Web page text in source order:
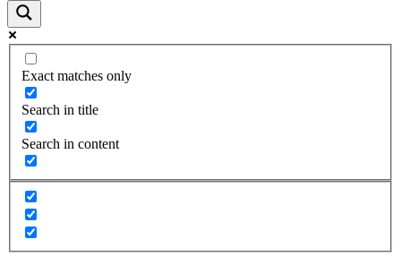
Exact matches only
Search in title
Search in content